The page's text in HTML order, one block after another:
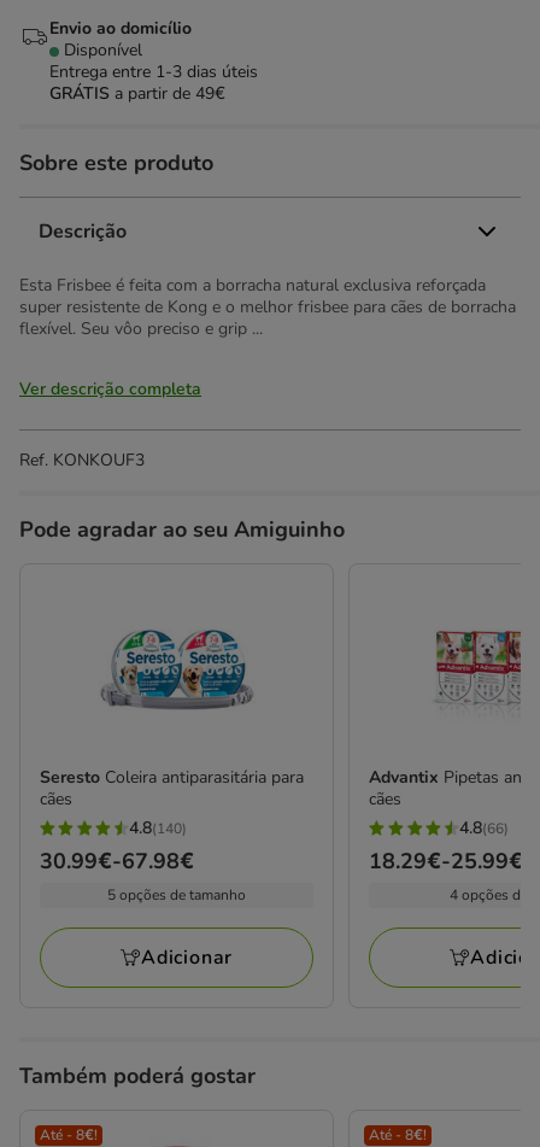
Envio ao domicílio
Disponível
Entrega entre 1-3 dias úteis
GRÁTIS a partir de 49€
Sobre este produto
Descrição
Esta Frisbee é feita com a borracha natural exclusiva reforçada
super resistente de Kong e o melhor frisbee para cães de borracha
flexível. Seu vôo preciso e grip ...
Ver descrição completa
Ref. KONKOUF3
Pode agradar ao seu Amiguinho
Seresto Coleira antiparasitária para
cães
4.8
estrelas
140
avaliações
4.8(140)
Preço
a
67.98€
30.99€-67.98€
5 opções de tamanho
Adicionar
Advantix Pipetas
cães
4.8
estrelas
66
avaliações
4.8(66)
Preço
a
25.99€
18.29€-25.99€
4 opções de
Também poderá gostar
Até - 8€! Até - 8€!